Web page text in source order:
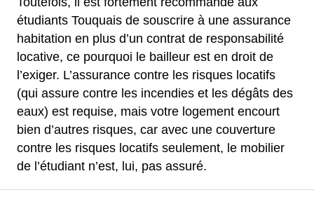
étudiants Touquais de souscrire à une assurance
habitation en plus d’un contrat de responsabilité
locative, ce pourquoi le bailleur est en droit de
l’exiger. L’assurance contre les risques locatifs
(qui assure contre les incendies et les dégâts des
eaux) est requise, mais votre logement encourt
bien d’autres risques, car avec une couverture
contre les risques locatifs seulement, le mobilier
de l’étudiant n’est, lui, pas assuré.